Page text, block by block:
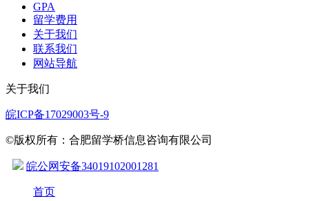
GPA
留学费用
关于我们
联系我们
网站导航
关于我们
皖ICP备17029003号-9
©版权所有：合肥留学桥信息咨询有限公司
皖公网安备34019102001281
首页